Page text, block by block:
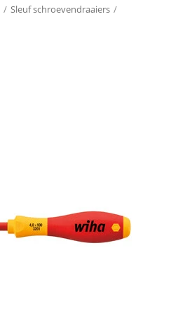
/ Sleuf schroevendraaiers /